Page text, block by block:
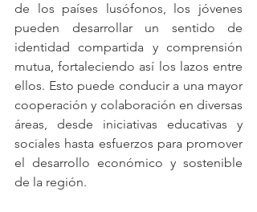
de los países lusófonos, los jóvenes
pueden desarrollar un sentido de
identidad compartida y comprensión
mutua, fortaleciendo así los lazos entre
ellos. Esto puede conducir a una mayor
cooperación y colaboración en diversas
áreas, desde iniciativas educativas y
sociales hasta esfuerzos para promover
el desarrollo económico y sostenible
de la región.